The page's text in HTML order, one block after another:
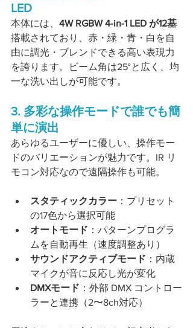
LED
本体には、 4W RGBW 4-in-1 LED が12基
搭載されており、赤・緑・青・白を自
由に調光・ブレンドできる高い表現力
を誇ります。ビーム角は25°と広く、均
一な洗い出しが可能です。
3. 多彩な操作モードで誰でも簡
単に演出
あらゆるユーザーに優しい、操作モー
ドのバリエーションが魅力です。IR リ
モコン対応なので遠隔操作も可能。
スタティックカラー ：プリセット
の17色から選択可能
オートモード ：パターンプログラ
ムを自動再生（速度調整あり）
サウンドアクティブモード ：内蔵
マイクが音に反応し光が変化
DMXモード ：外部 DMX コントロー
ラーと連携（2〜8ch対応）